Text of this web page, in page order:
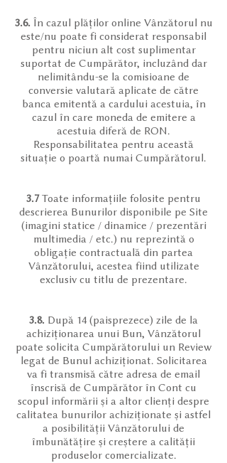
3.6. În cazul plăților online Vânzătorul nu
este/nu poate fi considerat responsabil
pentru niciun alt cost suplimentar
suportat de Cumpărător, incluzând dar
nelimitându-se la comisioane de
conversie valutară aplicate de către
banca emitentă a cardului acestuia, în
cazul în care moneda de emitere a
acestuia diferă de RON.
Responsabilitatea pentru această
situație o poartă numai Cumpărătorul.
3.7Toate informațiile folosite pentru
descrierea Bunurilor disponibile pe Site
(imagini statice / dinamice / prezentări
multimedia / etc.) nu reprezintă o
obligație contractuală din partea
Vânzătorului, acestea fiind utilizate
exclusiv cu titlu de prezentare.
3.8. După 14 (paisprezece) zile de la
achiziționarea unui Bun, Vânzătorul
poate solicita Cumpărătorului un Review
legat de Bunul achiziționat. Solicitarea
va fi transmisă către adresa de email
înscrisă de Cumpărător în Cont cu
scopul informării și a altor clienți despre
calitatea bunurilor achiziționate și astfel
a posibilității Vânzătorului de
îmbunătățire și creștere a calității
produselor comercializate.